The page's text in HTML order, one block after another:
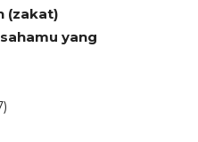
(zakat)
yang